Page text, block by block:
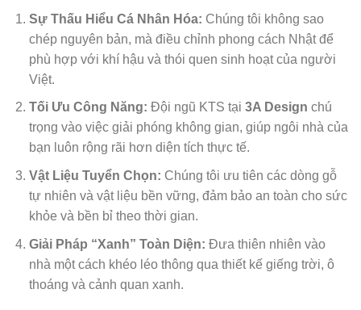
Sự Thấu Hiểu Cá Nhân Hóa: Chúng tôi không sao
chép nguyên bản, mà điều chỉnh phong cách Nhật để
phù hợp với khí hậu và thói quen sinh hoạt của người
Việt.
Tối Ưu Công Năng: Đội ngũ KTS tại 3A Design chú
trọng vào việc giải phóng không gian, giúp ngôi nhà của
bạn luôn rộng rãi hơn diện tích thực tế.
Vật Liệu Tuyển Chọn: Chúng tôi ưu tiên các dòng gỗ
tự nhiên và vật liệu bền vững, đảm bảo an toàn cho sức
khỏe và bền bỉ theo thời gian.
Giải Pháp “Xanh” Toàn Diện: Đưa thiên nhiên vào
nhà một cách khéo léo thông qua thiết kế giếng trời, ô
thoáng và cảnh quan xanh.